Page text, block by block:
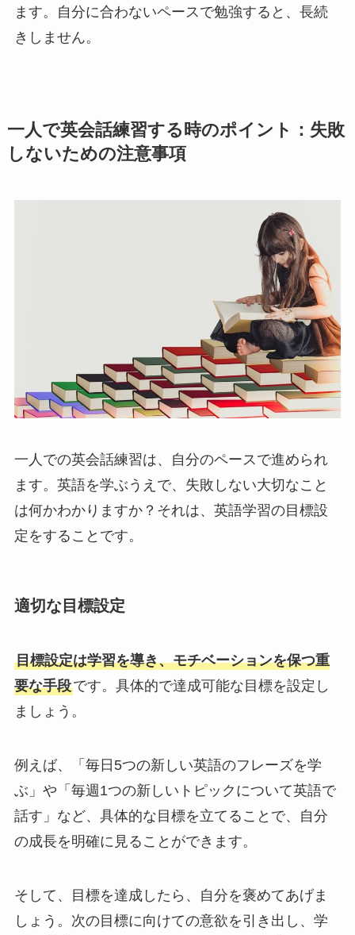
ます。自分に合わないペースで勉強すると、長続
きしません。
一人で英会話練習する時のポイント：失敗
しないための注意事項
一人での英会話練習は、自分のペースで進められ
ます。英語を学ぶうえで、失敗しない大切なこと
は何かわかりますか？それは、英語学習の目標設
定をすることです。
適切な目標設定
目標設定は学習を導き、モチベーションを保つ重
要な手段です。具体的で達成可能な目標を設定し
ましょう。
例えば、「毎日5つの新しい英語のフレーズを学
ぶ」や「毎週1つの新しいトピックについて英語で
話す」など、具体的な目標を立てることで、自分
の成長を明確に見ることができます。
そして、目標を達成したら、自分を褒めてあげま
しょう。次の目標に向けての意欲を引き出し、学